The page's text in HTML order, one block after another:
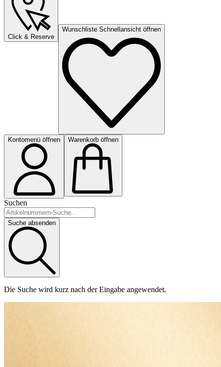
Click & Reserve
Wunschliste Schnellansicht öffnen
Kontomenü öffnen Warenkorb öffnen
Suchen
Suche absenden
Die Suche wird kurz nach der Eingabe angewendet.